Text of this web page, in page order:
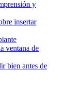
y
insertar
ventana de
bien antes de